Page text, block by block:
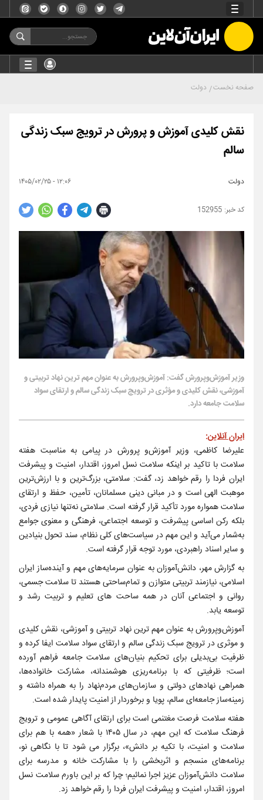
صفحه نخست دولت
نقش کلیدی آموزش و پرورش در ترویج سبک زندگی
سالم
دولت ۱۲:۰۶ - ۱۴۰۵/۰۲/۲۵
152955
وزیر آموزش‌وپرورش گفت: آموزش‌وپرورش به عنوان مهم ترین نهاد تربیتی و
آموزشی، نقش کلیدی و مؤثری در ترویج سبک زندگی سالم و ارتقای سواد
سلامت جامعه دارد.
ایران آنلاین:
علیرضا کاظمی، وزیر آموزش‌و پرورش در پیامی به مناسبت هفته
سلامت با تاکید بر اینکه سلامت نسل امروز، اقتدار، امنیت و پیشرفت
ایران فردا را رقم خواهد زد، گفت: سلامتی، بزرگ‌ترین و با ارزش‌ترین
موهبت‌ الهی است و در مبانی دینی مسلمانان، تأمین، حفظ و ارتقای
سلامت همواره مورد تأکید قرار گرفته است. سلامتی نه‌تنها نیازی فردی،
بلکه رکن اساسی پیشرفت و توسعه اجتماعی، فرهنگی و معنوی جوامع
به‌شمار می‌آید و این مهم در سیاست‌های کلی نظام، سند تحول بنیادین
و سایر اسناد راهبردی، مورد توجه قرار گرفته است.
به گزارش مهر، دانش‌آموزان به عنوان سرمایه‌های مهم و آینده‌ساز ایران
اسلامی‌، نیازمند تربیتی متوازن و تمام‌ساحتی هستند تا سلامت جسمی،
روانی و اجتماعی آنان در همه ساحت های تعلیم و تربیت رشد و
توسعه یابد.
آموزش‌وپرورش به عنوان مهم ترین نهاد تربیتی و آموزشی، نقش کلیدی
و موثری در ترویج سبک زندگی سالم و ارتقای سواد سلامت ایفا کرده و
ظرفیت بی‌بدیلی برای تحکیم بنیان‌های سلامت جامعه فراهم آورده
است؛ ظرفیتی که با برنامه‌ریزی هوشمندانه، مشارکت خانواده‌ها،
همراهی نهادهای دولتی و سازمان‌های مردم‌نهاد را به همراه داشته و
زمینه‌ساز جامعه‌ای سالم، پویا و برخوردار از امنیت پایدار شده است.
هفته سلامت فرصت مغتنمی است برای ارتقای آگاهی عمومی و ترویج
فرهنگ سلامت که این مهم، در سال ۱۴۰۵ با شعار «همه با هم برای
سلامت و امنیت، با تکیه بر دانش»، برگزار می شود تا با نگاهی نو،
برنامه‌های منسجم و اثربخشی را با مشارکت خانه و مدرسه برای
سلامت دانش‌آموزان عزیز اجرا نمائیم؛ چرا که بر این باورم سلامت نسل
امروز، اقتدار، امنیت و پیشرفت ایران فردا را رقم خواهد زد.